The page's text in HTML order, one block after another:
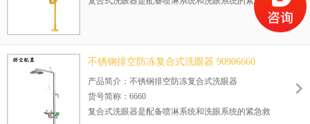
护用品，直接安装在地面上使用。复合式洗眼器广
泛适用于石油、化工、电力、电子和港口等行业存
在着化学物质的工作场所使用。
不锈钢排空防冻复合式洗眼器 90906660
产品简介：不锈钢排空防冻复合式洗眼器
货号简称：6660
复合式洗眼器是配备喷淋系统和洗眼系统的紧急救